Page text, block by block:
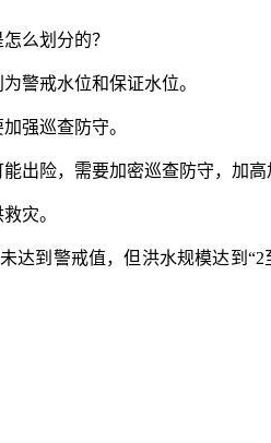
么划分的？
警戒水位和保证水位。
强巡查防守。
险，需要加密巡查防守，加高
灾。
到警戒值，但洪水规模达到“2